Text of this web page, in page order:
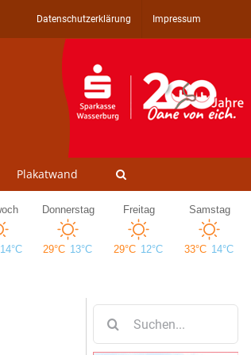
Datenschutzerklärung Impressum
Plakatwand
nach: